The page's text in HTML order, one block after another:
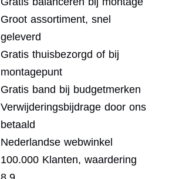
Groot assortiment, snel
geleverd
Gratis thuisbezorgd of bij
montagepunt
Gratis band bij budgetmerken
Verwijderingsbijdrage door ons
betaald
Nederlandse webwinkel
100.000 Klanten, waardering